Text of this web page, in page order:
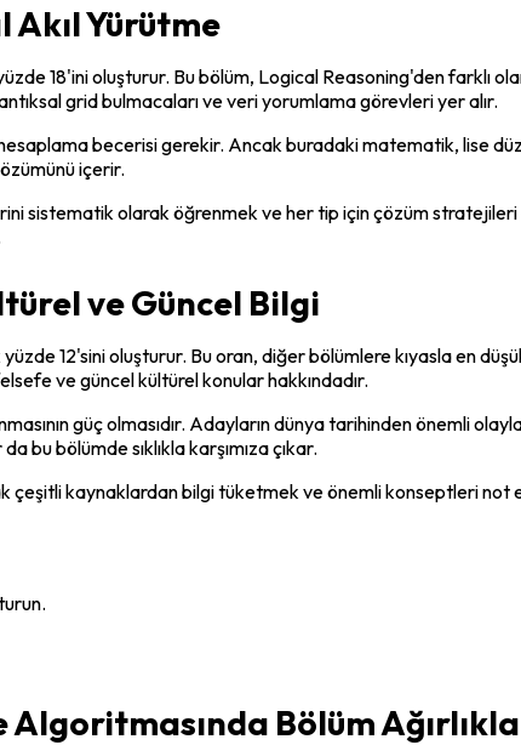
Akıl Yürütme
18'ini oluşturur. Bu bölüm, Logical Reasoning'den farklı
grid bulmacaları ve veri yorumlama görevleri yer alır.
hesaplama becerisi gerekir. Ancak buradaki matematik, lise
içerir.
sistematik olarak öğrenmek ve her tip için çözüm
ve Güncel Bilgi
12'sini oluşturur. Bu oran, diğer bölümlere kıyasla en
ve güncel kültürel konular hakkındadır.
güç olmasıdır. Adayların dünya tarihinden önemli
bu bölümde sıklıkla karşımıza çıkar.
çeşitli kaynaklardan bilgi tüketmek ve önemli konseptleri not
Bölüm